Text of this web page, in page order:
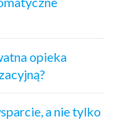
opieka
a nie tylko